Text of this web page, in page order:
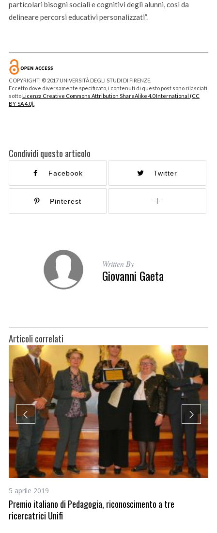
particolari bisogni sociali e cognitivi degli alunni, così da
delineare percorsi educativi personalizzati”.
COPYRIGHT: © 2017 UNIVERSITÀ DEGLI STUDI DI FIRENZE.
Eccetto dove diversamente specificato, i contenuti di questo post sono rilasciati
sottoLicenza Creative Commons Attribution ShareAlike 4.0 International (CC
BY-SA 4.0).
Condividi questo articolo
Facebook Twitter
Pinterest
Written By
Giovanni Gaeta
Articoli correlati
5 aprile 2019
Premio italiano di Pedagogia, riconoscimento a tre
ricercatrici Unifi